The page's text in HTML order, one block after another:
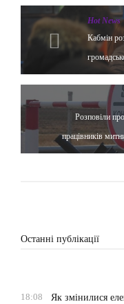
Hot News
Кабмін
Розповіли
працівників
Останні публікації
18:08
Як змінилися